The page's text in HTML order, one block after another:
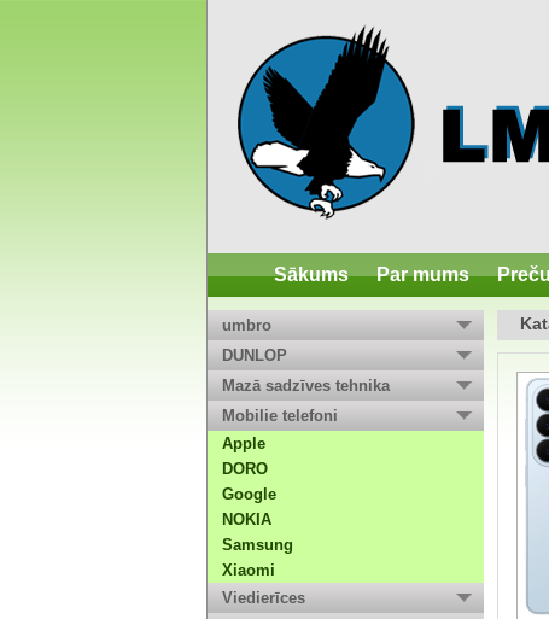
Sākums Par mums
umbro
DUNLOP
Mazā sadzīves tehnika
Mobilie telefoni
Apple
DORO
Google
NOKIA
Samsung
Xiaomi
Viedierīces